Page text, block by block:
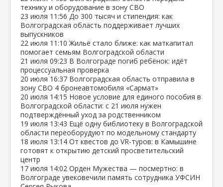
технику и оборудование в зону СВО
23 июля 11:56 До 300 тысяч и стипендия: как
Волгоградская область поддерживает лучших
выпускников
22 июля 11:10 Жильё стало ближе: как маткапитал
помогает семьям Волгоградской области
21 июля 09:23 В Волгограде погиб ребёнок: идёт
процессуальная проверка
20 июля 16:37 Волгоградская область отправила в
зону СВО 4 бронеавтомобиля «Сармат»
20 июля 14:15 Новое условие для единого пособия в
Волгоградской области: с 21 июля нужен
подтверждённый уход за родственником
19 июля 13:43 Ещё одну библиотеку в Волгоградской
области переоборудуют по модельному стандарту
18 июля 13:14 От квестов до VR‑туров: в Камышине
готовят к открытию детский просветительский
центр
17 июля 14:02 Орден Мужества — посмертно: в
Волгограде увековечили память сотрудника УФСИН